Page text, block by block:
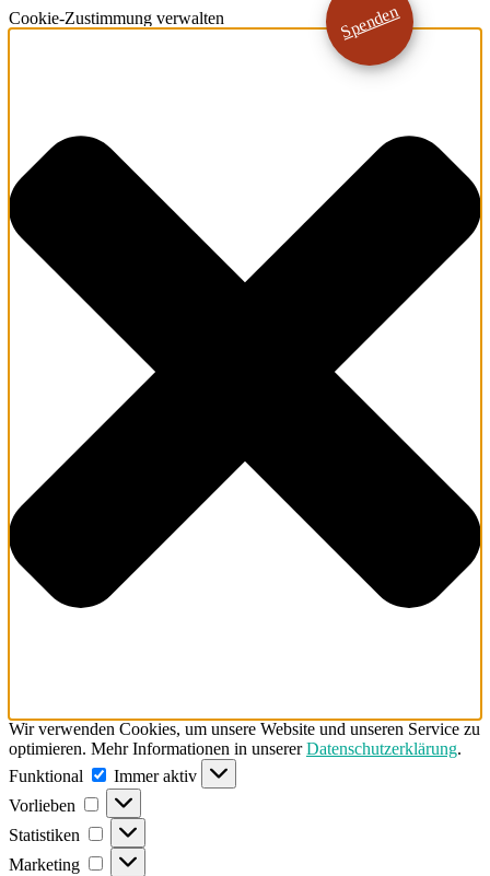
Cookie-Zustimmung verwalten
Wir verwenden Cookies, um unsere Website und unseren Service zu
optimieren. Mehr Informationen in unsererDatenschutzerklärung.
Funktional
Funktional
Immer aktiv
Vorlieben
Vorlieben
Statistiken Statistiken
Marketing Marketing
Spenden